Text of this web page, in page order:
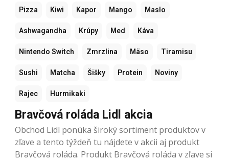
Pizza Kiwi Kapor Mango Maslo
Ashwagandha Krúpy Med Káva
Nintendo Switch Zmrzlina Mäso Tiramisu
Sushi Matcha Šišky Protein Noviny
Rajec Hurmikaki
Bravčová roláda Lidl akcia
Obchod Lidl ponúka široký sortiment produktov v
zľave a tento týždeň tu nájdete v akcii aj produkt
Bravčová roláda. Produkt Bravčová roláda v zľave si